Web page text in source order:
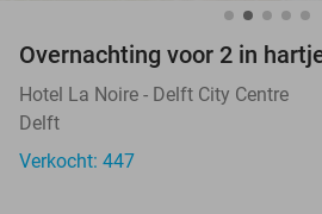
Overnachting voor 2 in
Hotel La Noire - Delft City Centre
Delft
Verkocht: 447